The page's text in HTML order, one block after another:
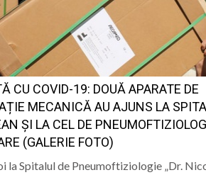
CU COVID-19: DOUĂ APARATE DE
MECANICĂ AU AJUNS LA
ȘI LA CEL DE
(GALERIE FOTO)
la Spitalul de Pneumoftiziologie „Dr.